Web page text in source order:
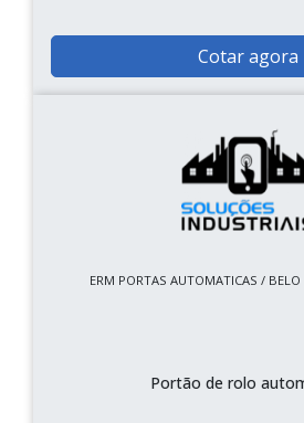
Cotar agora
ERM PORTAS AUTOMATICAS /
Portão de rolo